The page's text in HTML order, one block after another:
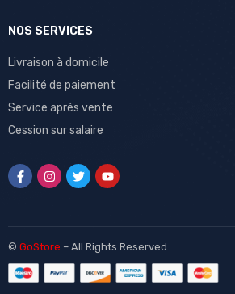
NOS SERVICES
Livraison à domicile
Facilité de paiement
Service aprés vente
Cession sur salaire
© GoStore – All Rights Reserved